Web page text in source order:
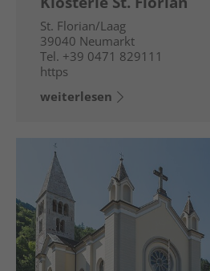
St. Florian/Laag
39040 Neumarkt
Tel. +39 0471 829111
https
weiterlesen